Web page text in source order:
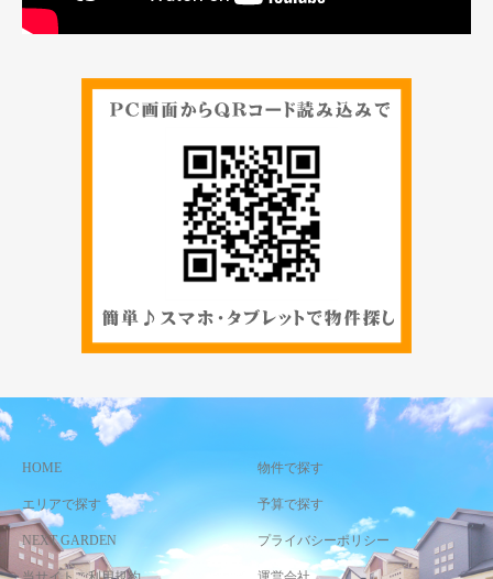
HOME 物件で探す
エリアで探す 予算で探す
NEXT GARDEN プライバシーポリシー